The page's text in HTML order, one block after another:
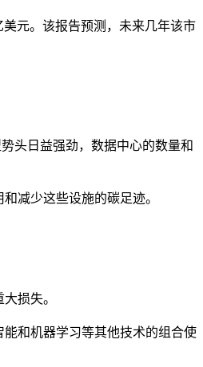
元。该报告预测，未来几年该市
头日益强劲，数据中心的数量和
减少这些设施的碳足迹。
损失。
和机器学习等其他技术的组合使